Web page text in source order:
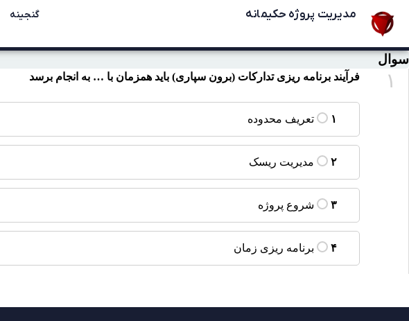
مدیریت پروژه حکیمانه گنجینه
سوال
۱ فرآیند برنامه ریزی تدارکات (برون سپاری) باید همزمان با … به انجام برسد
۱ تعریف محدوده
۲ مدیریت ریسک
۳ شروع پروژه
۴ برنامه ریزی زمان